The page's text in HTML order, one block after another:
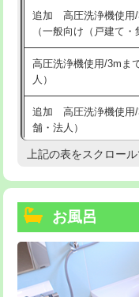
追加 高圧洗浄機使用/
（一般向け（戸建て・
高圧洗浄機使用/3mま
人）
追加 高圧洗浄機使用/
舗・法人）
高度高圧洗浄換
トーラー機使用/3mまで
追加トーラー機使用/
カメラ調査
上記の表をスクロー
お風呂